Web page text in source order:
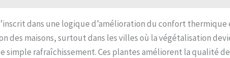
dans une logique d’amélioration du confort
des maisons, surtout dans les villes où la végétalisation
simple rafraîchissement. Ces plantes améliorent la qualité